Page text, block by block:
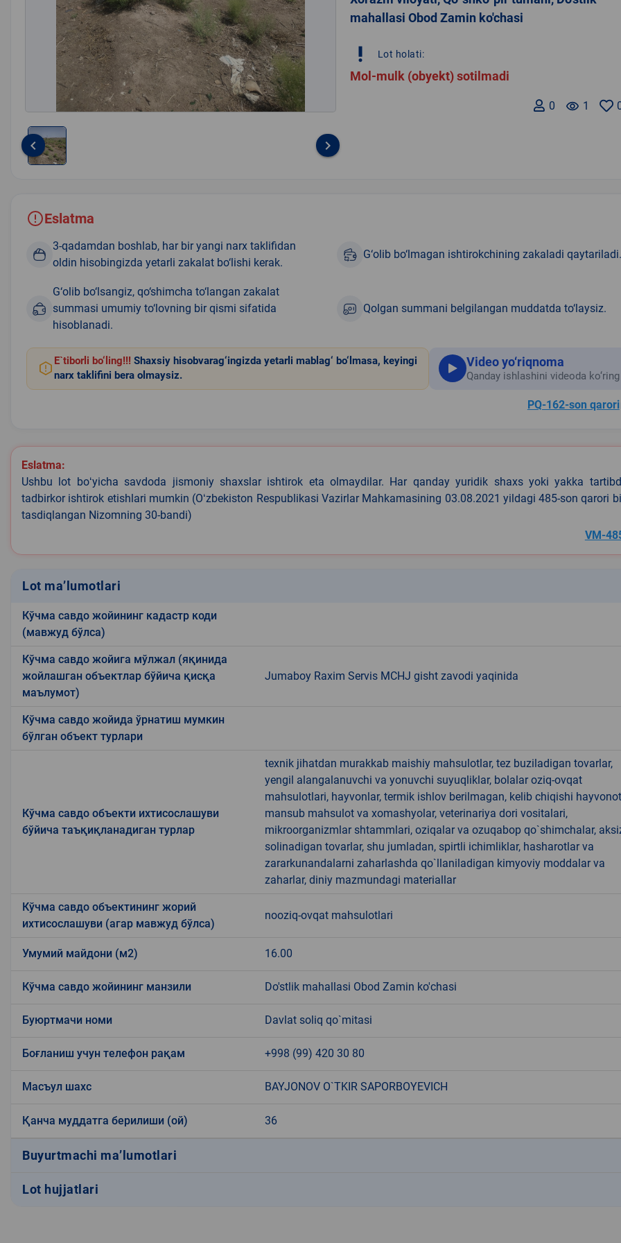
1
keyboard_arrow_left keyboard_arrow_right
mahallasi Obod Zamin ko'chasi
priority_high Lot holati:
Mol-mulk (obyekt) sotilmadi
remove_red_eye 1
0
Eslatma
3-qadamdan boshlab, har bir yangi narx taklifidan
oldin hisobingizda yetarli zakalat bo‘lishi kerak.
G‘olib bo‘lmagan ishtirokchining zakaladi qaytariladi.
G‘olib bo‘lsangiz, qo‘shimcha to‘langan zakalat
summasi umumiy to‘lovning bir qismi sifatida
hisoblanadi.
Qolgan summani belgilangan muddatda to‘laysiz.
E`tiborli bo‘ling!!! Shaxsiy hisobvarag‘ingizda yetarli mablag‘ bo‘lmasa, keyingi
narx taklifini bera olmaysiz.
Video yo‘riqnoma
Qanday ishlashini videoda ko‘ring
PQ-162-son qarori
Eslatma:
Ushbu lot boʻyicha savdoda jismoniy shaxslar ishtirok eta olmaydilar. Har qanday yuridik shaxs yoki yakka
tadbirkor ishtirok etishlari mumkin (Oʻzbekiston Respublikasi Vazirlar Mahkamasining 03.08.2021 yildagi 485-son qarori
tasdiqlangan Nizomning 30-bandi)
VM-
Lot ma’lumotlari
Кўчма савдо жойининг кадастр коди
(мавжуд бўлса)
Кўчма савдо жойига мўлжал (яқинида
жойлашган объектлар бўйича қисқа
маълумот)
Jumaboy Raxim Servis MCHJ gisht zavodi yaqinida
Кўчма савдо жойида ўрнатиш мумкин
бўлган объект турлари
Кўчма савдо объекти ихтисослашуви
бўйича таъқиқланадиган турлар
texnik jihatdan murakkab maishiy mahsulotlar, tez buziladigan tovarlar,
yengil alangalanuvchi va yonuvchi suyuqliklar, bolalar oziq-ovqat
mahsulotlari, hayvonlar, termik ishlov berilmagan, kelib chiqishi
mansub mahsulot va xomashyolar, veterinariya dori vositalari,
mikroorganizmlar shtammlari, oziqalar va ozuqabop qo`shimchalar,
solinadigan tovarlar, shu jumladan, spirtli ichimliklar, hasharotlar va
zararkunandalarni zaharlashda qo`llaniladigan kimyoviy moddalar va
zaharlar, diniy mazmundagi materiallar
Кўчма савдо объектининг жорий
ихтисослашуви (агар мавжуд бўлса)
nooziq-ovqat mahsulotlari
Умумий майдони (м2) 16.00
Кўчма савдо жойининг манзили Do'stlik mahallasi Obod Zamin ko'chasi
Буюртмачи номи Davlat soliq qo`mitasi
Боғланиш учун телефон рақам +998 (99) 420 30 80
Масъул шахс BAYJONOV O`TKIR SAPORBOYEVICH
Қанча муддатга берилиши (ой) 36
Buyurtmachi ma’lumotlari
Lot hujjatlari